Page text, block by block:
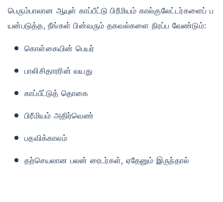
பெரும்பாலான ஆயுள் காப்பீட்டு பிரீமியம் கால்குலேட்டர்களைப் ப
யன்படுத்த, நீங்கள் பின்வரும் தகவல்களை நிரப்ப வேண்டும்:
கொள்கையின் பெயர்
பாலிசிதாரரின் வயது
காப்பீட்டுத் தொகை
பிரீமியம் அதிர்வெண்
பதவிக்காலம்
தற்செயலான பலன் ரைடர்கள், ஏதேனும் இருந்தால்